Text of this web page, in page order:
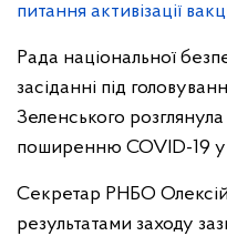
Рада національної
засіданні під
Зеленського розглянула
поширенню COVID-19 у
Секретар РНБО
результатами заходу